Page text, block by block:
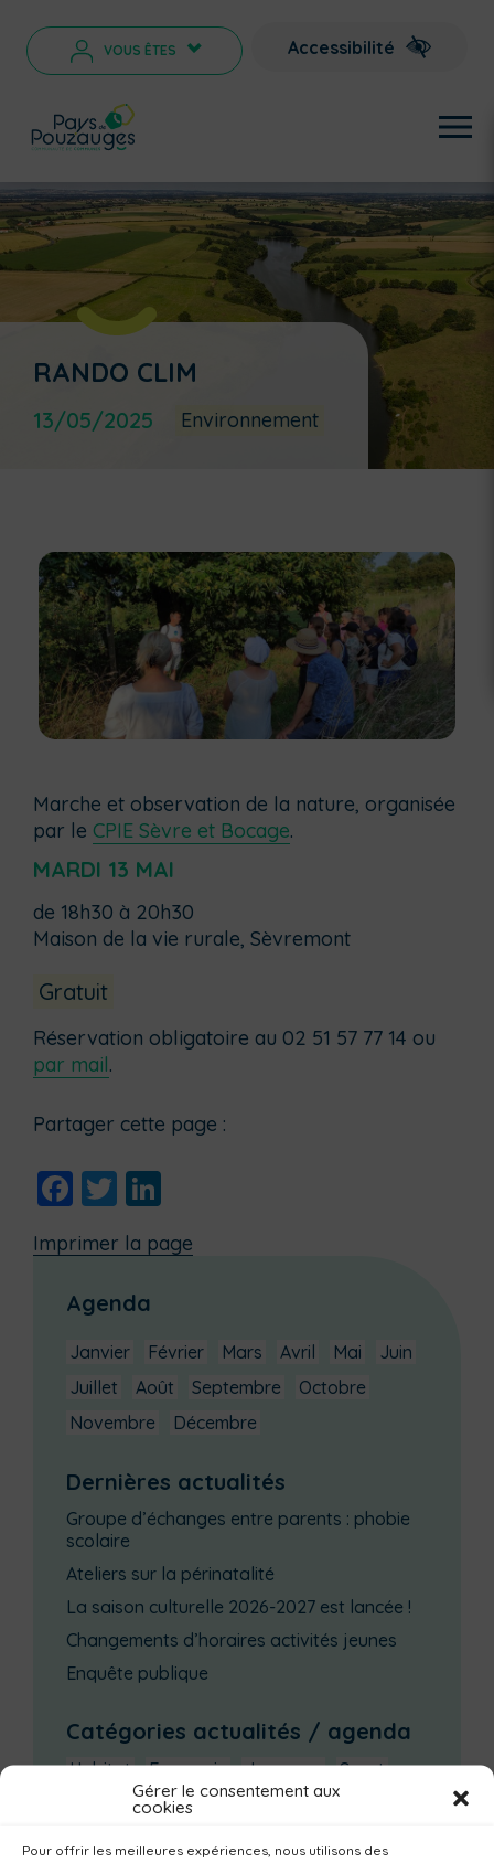
Gérer le consentement aux
cookies
Pour offrir les meilleures expériences, nous utilisons des
VOUS ÊTES > Accessibilité
RANDO CLIM
13/05/2025 Environnement
Marche et observation de la nature, organisée
par le CPIE Sèvre et Bocage.
MARDI 13 MAI
de 18h30 à 20h30
Maison de la vie rurale, Sèvremont
Gratuit
Réservation obligatoire au 02 51 57 77 14 ou
par mail.
Partager cette page :
Facebook
Twitter
Imprimer la page
Agenda
Janvier Février Mars Avril Mai
Juin
Juillet
Août Septembre
Octobre
Novembre
Décembre
Dernières actualités
Groupe d’échanges entre parents : phobie
scolaire
Ateliers sur la périnatalité
La saison culturelle 2026-2027 est lancée !
Changements d’horaires activités jeunes
Enquête publique
Catégories actualités / agenda
Habitat Economie Jeunesse
Sport
Communes